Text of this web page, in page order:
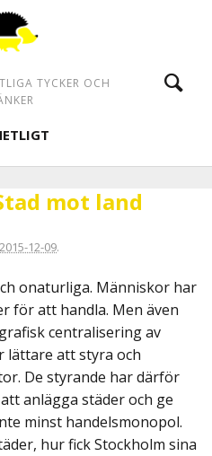
TYCKER OCH
mot land
2015-12-09.
onaturliga. Människor har
för att handla. Men även
centralisering av
lättare att styra och
De styrande har därför
anlägga städer och ge
minst handelsmonopol.
hur fick Stockholm sina